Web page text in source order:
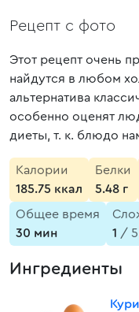
Рецепт с фото
Этот рецепт очень
найдутся в любом
альтернатива
особенно оценят
диеты, т. к. блюдо
Калории
185.75 ккал
Белки
5.48 г
Общее время
30 мин
1 / 5
Ингредиенты